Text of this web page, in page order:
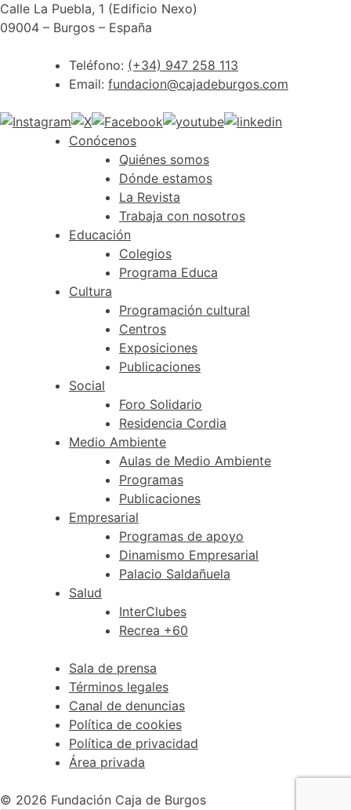
Calle La Puebla, 1 (Edificio Nexo)
09004 – Burgos – España
Teléfono: (+34) 947 258 113
Email: fundacion@cajadeburgos.com
Conócenos
Quiénes somos
Dónde estamos
La Revista
Trabaja con nosotros
Educación
Colegios
Programa Educa
Cultura
Programación cultural
Centros
Exposiciones
Publicaciones
Social
Foro Solidario
Residencia Cordia
Medio Ambiente
Aulas de Medio Ambiente
Programas
Publicaciones
Empresarial
Programas de apoyo
Dinamismo Empresarial
Palacio Saldañuela
Salud
InterClubes
Recrea +60
Sala de prensa
Términos legales
Canal de denuncias
Política de cookies
Política de privacidad
Área privada
© 2026 Fundación Caja de Burgos